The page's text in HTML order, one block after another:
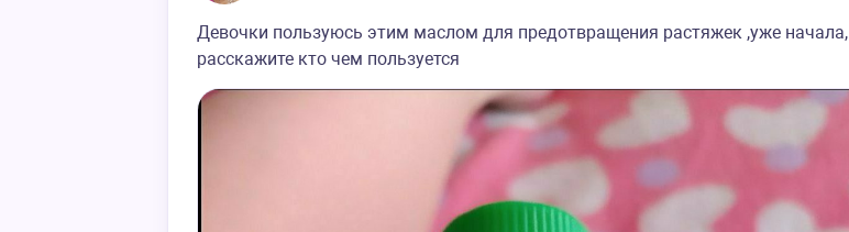
Девочки пользуюсь этим маслом для предотвращения растяжек ,уже начала,
расскажите кто чем пользуется